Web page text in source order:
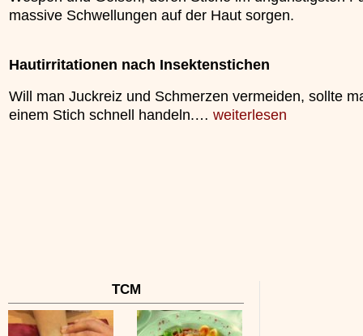
massive Schwellungen auf der Haut sorgen.
Hautirritationen nach Insektenstichen
Will man Juckreiz und Schmerzen vermeiden, sollte
einem Stich schnell handeln.… weiterlesen
TCM
Organismus einem wiederkehrenden Energiekreislauf
unterliegt.
»»»